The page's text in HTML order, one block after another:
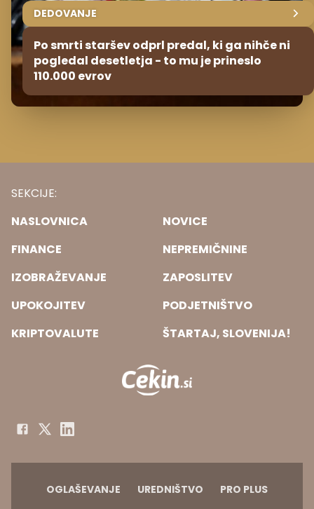
DEDOVANJE
Po smrti staršev odprl predal, ki ga nihče ni
pogledal desetletja - to mu je prineslo
110.000 evrov
SEKCIJE:
NASLOVNICA
NOVICE
FINANCE
NEPREMIČNINE
IZOBRAŽEVANJE
ZAPOSLITEV
UPOKOJITEV
PODJETNIŠTVO
KRIPTOVALUTE
ŠTARTAJ, SLOVENIJA!
OGLAŠEVANJE UREDNIŠTVO PRO PLUS